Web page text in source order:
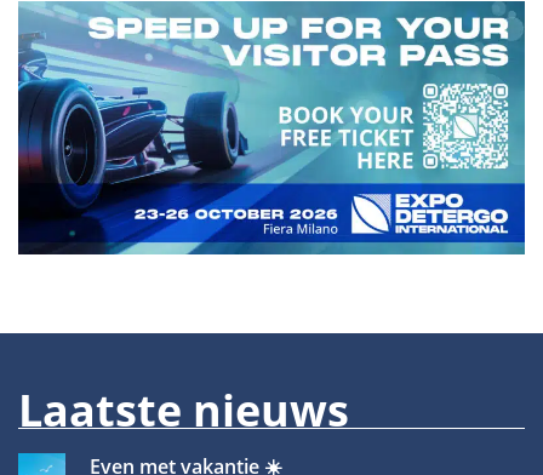
Laatste nieuws
Even met vakantie ☀️